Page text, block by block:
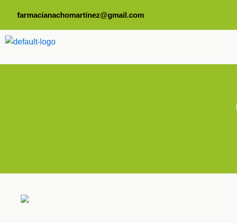
farmacianachomartinez@gmail.com